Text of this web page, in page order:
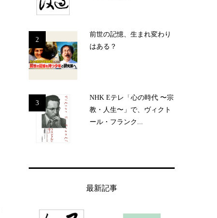
2
前世の記憶、生まれ変わり
はある？
3
NHK Eテレ「心の時代 〜宗
教・人生〜」で、ヴィクト
ール・フランク...
最新記事